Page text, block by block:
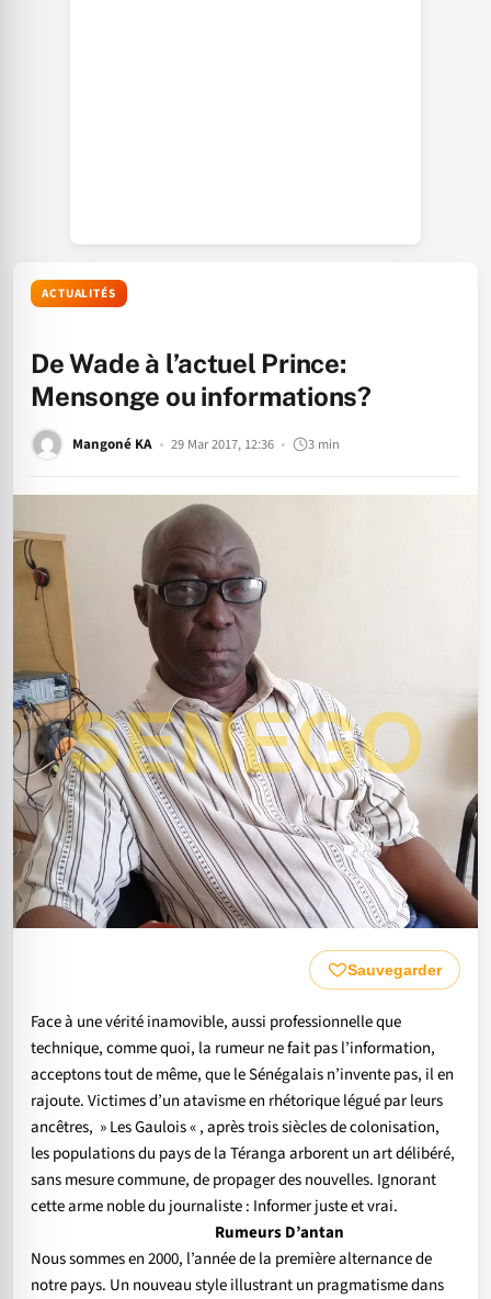
ACTUALITÉS
De Wade à l’actuel Prince:
Mensonge ou informations?
Mangoné KA 29 Mar 2017, 12:36 3 min
Sauvegarder
Face à une vérité inamovible, aussi professionnelle que
technique, comme quoi, la rumeur ne fait pas l’information,
acceptons tout de même, que le Sénégalais n’invente pas, il en
rajoute. Victimes d’un atavisme en rhétorique légué par leurs
ancêtres, » Les Gaulois « , après trois siècles de colonisation,
les populations du pays de la Téranga arborent un art délibéré,
sans mesure commune, de propager des nouvelles. Ignorant
cette arme noble du journaliste : Informer juste et vrai.
Rumeurs D’antan
Nous sommes en 2000, l’année de la première alternance de
notre pays. Un nouveau style illustrant un pragmatisme dans